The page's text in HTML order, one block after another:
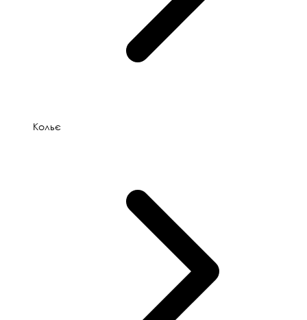
Кольє